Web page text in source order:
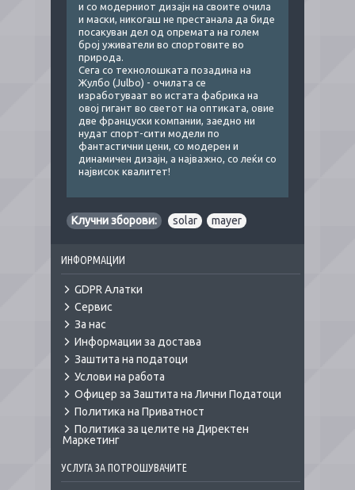
и со модерниот дизајн на своите очила
и маски, никогаш не престанала да биде
посакуван дел од опремата на голем
број уживатели во спортовите во
природа.
Сега со технолошката позадина на
Жулбо (Julbo) - очилата се
изработуваат во истата фабрика на
овој гигант во светот на оптикатa, овие
две француски компании, заедно ни
нудат спорт-сити модели по
фантастични цени, со модерен и
динамичен дизајн, а најважно, со леќи со
највисок квалитет!
Клучни зборови: solar mayer
ИНФОРМАЦИИ
GDPR Алатки
Сервис
За нас
Информации за достава
Заштита на податоци
Услови на работа
Офицер за Заштита на Лични Податоци
Политика на Приватност
Политика за целите на Директен
Маркетинг
УСЛУГА ЗА ПОТРОШУВАЧИТЕ